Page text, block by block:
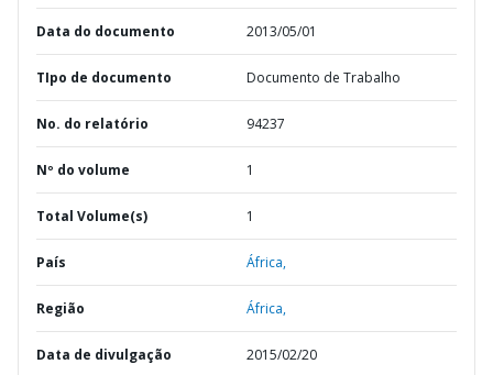
Data do documento 2013/05/01
TIpo de documento Documento de Trabalho
No. do relatório 94237
Nº do volume 1
Total Volume(s) 1
País África,
Região África,
Data de divulgação 2015/02/20